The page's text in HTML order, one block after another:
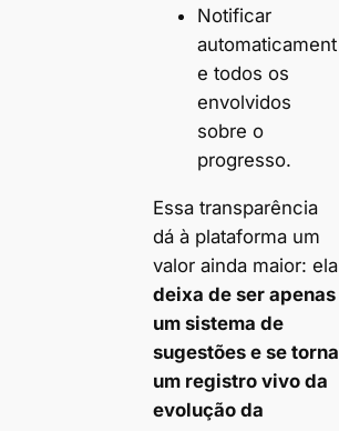
Notificar
automaticament
e todos os
envolvidos
sobre o
progresso.
Essa transparência
dá à plataforma um
valor ainda maior: ela
deixa de ser apenas
um sistema de
sugestões e se torna
um registro vivo da
evolução da